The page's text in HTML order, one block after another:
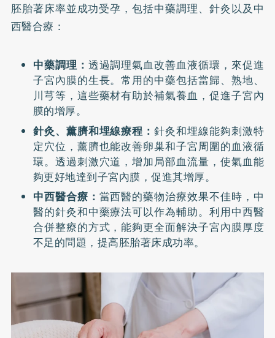
胚胎著床率並成功受孕，包括中藥調理、針灸以及中
西醫合療：
中藥調理： 透過調理氣血改善血液循環，來促進
子宮內膜的生長。常用的中藥包括當歸、熟地、
川芎等，這些藥材有助於補氣養血，促進子宮內
膜的增厚。
針灸、薰臍和埋線療程：針灸和埋線能夠刺激特
定穴位，薰臍也能改善卵巢和子宮周圍的血液循
環。透過刺激穴道，增加局部血流量，使氣血能
夠更好地達到子宮內膜，促進其增厚。
中西醫合療： 當西醫的藥物治療效果不佳時，中
醫的針灸和中藥療法可以作為輔助。利用中西醫
合併整療的方式，能夠更全面解決子宮內膜厚度
不足的問題，提高胚胎著床成功率。